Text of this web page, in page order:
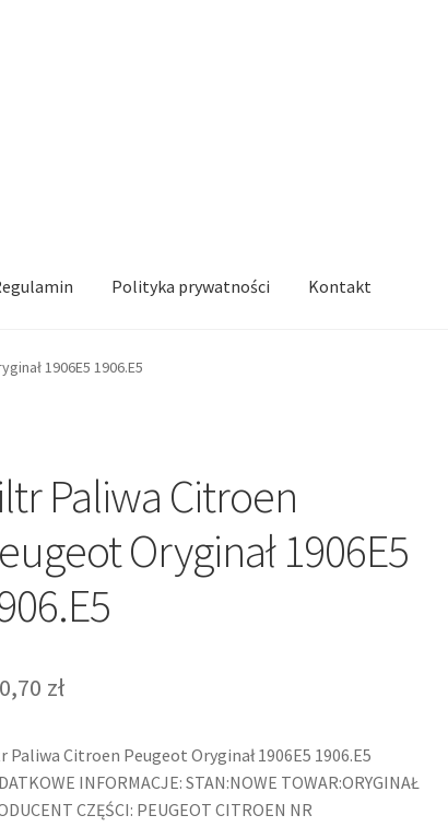
Polityka prywatności Kontakt
1906E5 1906.E5
Paliwa Citroen
Oryginał 1906E5
zł
Paliwa Citroen Peugeot Oryginał 1906E5 1906.E5
INFORMACJE: STAN:NOWE TOWAR:ORYGINAŁ
CZĘŚCI: PEUGEOT CITROEN NR